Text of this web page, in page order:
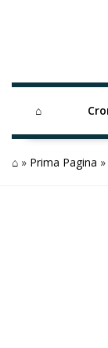
⌂
⌂ » Prima Pagina »